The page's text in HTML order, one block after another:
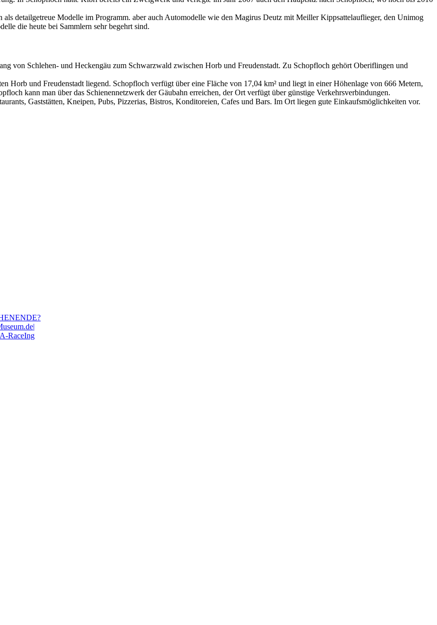
detailgetreue Modelle im Programm. aber auch Automodelle wie den Magirus Deutz mit Meiller Kippsattelauflieger, den Unimog
die heute bei Sammlern sehr begehrt sind.
von Schlehen- und Heckengäu zum Schwarzwald zwischen Horb und Freudenstadt. Zu Schopfloch gehört Oberiflingen und
Horb und Freudenstadt liegend. Schopfloch verfügt über eine Fläche von 17,04 km² und liegt in einer Höhenlage von 666 Metern,
kann man über das Schienennetzwerk der Gäubahn erreichen, der Ort verfügt über günstige Verkehrsverbindungen.
Gaststätten, Kneipen, Pubs, Pizzerias, Bistros, Konditoreien, Cafes und Bars. Im Ort liegen gute Einkaufsmöglichkeiten vor.
RaceIng